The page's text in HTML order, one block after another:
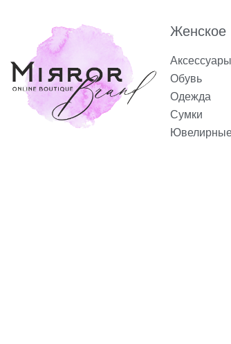
Женское
Аксессуары
Обувь
Одежда
Сумки